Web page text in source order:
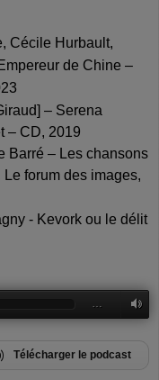
Cécile Hurbault,
de Chine –
– Serena
– CD, 2019
Barré – Les chansons
forum des images,
- Kevork ou le délit
…
Télécharger le podcast